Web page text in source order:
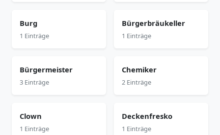
Burg
1 Einträge
Bürgerbräukeller
1 Einträge
Bürgermeister
3 Einträge
Chemiker
2 Einträge
Clown
1 Einträge
Deckenfresko
1 Einträge